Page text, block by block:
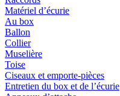
Matériel d’écurie
Au box
Ballon
Collier
Muselière
Toise
Ciseaux et emporte-pièces
Entretien du box et de l’écurie